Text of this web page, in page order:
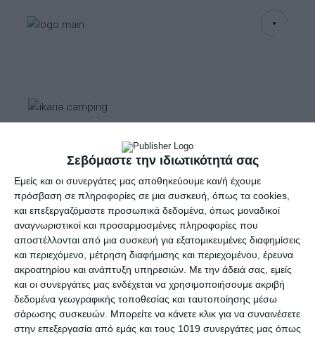
Σεβόμαστε την ιδιωτικότητά σας
Εμείς και οι συνεργάτες μας αποθηκεύουμε και/ή έχουμε
πρόσβαση σε πληροφορίες σε μια συσκευή, όπως τα cookies,
και επεξεργαζόμαστε προσωπικά δεδομένα, όπως μοναδικοί
αναγνωριστικοί και προσαρμοσμένες πληροφορίες που
αποστέλλονται από μια συσκευή για εξατομικευμένες διαφημίσεις
και περιεχόμενο, μέτρηση διαφήμισης και περιεχομένου, έρευνα
ακροατηρίου και ανάπτυξη υπηρεσιών. Με την άδειά σας, εμείς
και οι συνεργάτες μας ενδέχεται να χρησιμοποιήσουμε ακριβή
δεδομένα γεωγραφικής τοποθεσίας και ταυτοποίησης μέσω
σάρωσης συσκευών. Μπορείτε να κάνετε κλικ για να συναινέσετε
στην επεξεργασία από εμάς και τους 1019 συνεργάτες μας όπως
Campus Caledonia
Καλοκαιρινή Σκηνή
Camping Igloo
240x280x175εκ.
ΕΝΟΙΚΙΑΣΗ ΗΜΕΡΑ 2€, ΕΒΔΟΜΑΔΑ 7€
4 Ατόμων
Διαστάσεις: Μ(240) x Π280 x Υ175cm